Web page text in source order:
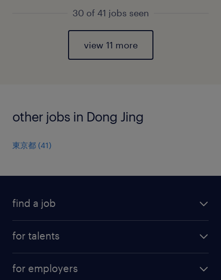
30 of 41 jobs seen
view 11 more
other jobs in Dong Jing
東京都 (41)
find a job
for talents
professional career
for employers